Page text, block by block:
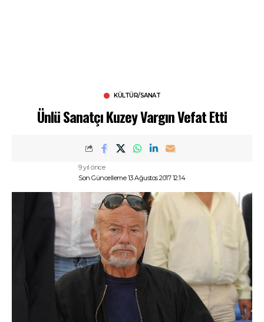
KÜLTÜR/SANAT
Ünlü Sanatçı Kuzey Vargın Vefat Etti
Son Güncelleme 13 Ağustos 2017 12:14
9 yıl önce